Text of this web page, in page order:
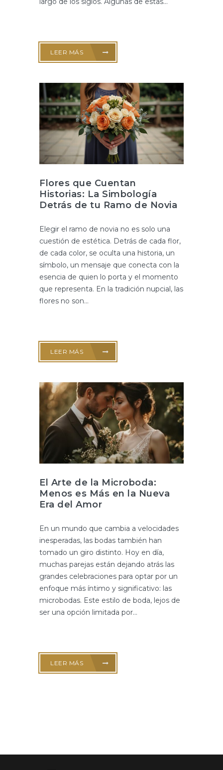
LEER MÁS
Flores que Cuentan
Historias: La Simbología
Detrás de tu Ramo de Novia
Elegir el ramo de novia no es solo una
cuestión de estética. Detrás de cada flor,
de cada color, se oculta una historia, un
símbolo, un mensaje que conecta con la
esencia de quien lo porta y el momento
que representa. En la tradición nupcial, las
flores no son...
LEER MÁS
El Arte de la Microboda:
Menos es Más en la Nueva
Era del Amor
En un mundo que cambia a velocidades
inesperadas, las bodas también han
tomado un giro distinto. Hoy en día,
muchas parejas están dejando atrás las
grandes celebraciones para optar por un
enfoque más íntimo y significativo: las
microbodas. Este estilo de boda, lejos de
ser una opción limitada por...
LEER MÁS